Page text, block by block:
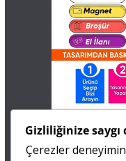
0 505 677 40 87
Gizliliğinize
Çerezler